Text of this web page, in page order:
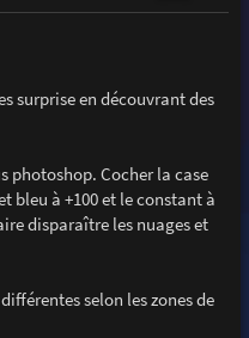
h
surprise en découvrant des
photoshop. Cocher la case
bleu à +100 et le constant à
disparaître les nuages et
selon les zones de